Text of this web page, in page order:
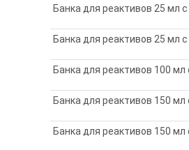
Банка для реактивов 25 мл
Банка для реактивов 25 мл
Банка для реактивов 100 мл
Банка для реактивов 150 мл
Банка для реактивов 150 мл